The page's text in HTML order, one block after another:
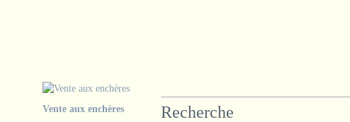
Vente aux enchères Recherche